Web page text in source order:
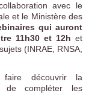
avec le
et le Ministère des
qui auront
11h30 et 12h et
(INRAE, RNSA,
découvrir la
de compléter les